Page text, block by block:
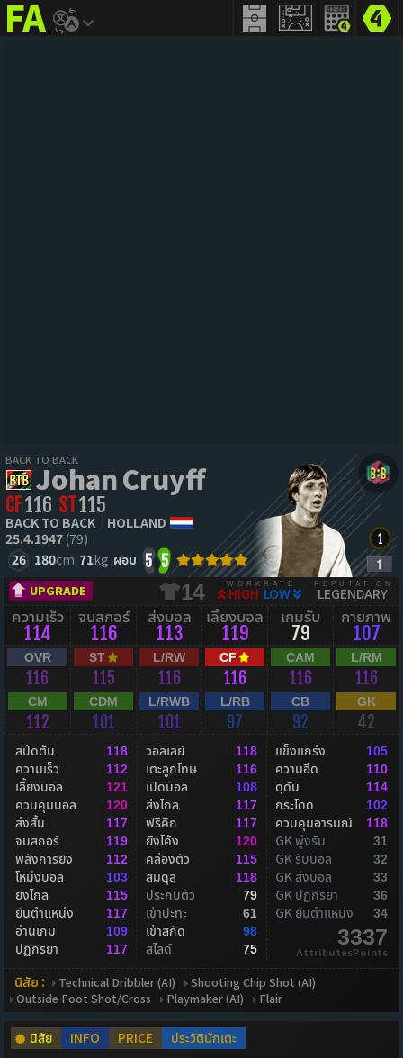
addict
BACK TO BACK
Johan Cruyff
CF116 ST115
BACK TO BACK
HOLLAND
25.4.1947(79)
26 180cm 71kg ผอม 5 5
UPGRADE 14 WORKRATE
HIGH LOW
REPUTATION
LEGENDARY
ความเร็ว
114
จบสกอร์
116
ส่งบอล
113
เลี้ยงบอล
119
เกมรับ
79
กายภาพ
107
OVR
116
ST
115
L/RW
116
CF
116
CAM
116
L/RM
116
CM
112
CDM
101
L/RWB
101
L/RB
97
CB
92
GK
42
สปีดต้น 118
ความเร็ว 112
เลี้ยงบอล 121
ควบคุมบอล 120
ส่งสั้น 117
จบสกอร์ 119
พลังการยิง 112
โหม่งบอล 103
ยิงไกล 115
ยืนตำแหน่ง 117
อ่านเกม 109
ปฏิกิริยา 117
วอลเลย์ 118
เตะลูกโทษ 116
เปิดบอล 108
ส่งไกล 117
ฟรีคิก 117
ยิงโค้ง 120
คล่องตัว 115
สมดุล 118
ประกบตัว 79
เข้าปะทะ 61
เข้าสกัด 98
สไลด์ 75
แข็งแกร่ง 105
ความอึด 110
ดุดัน 114
กระโดด 102
ควบคุมอารมณ์ 118
GK พุ่งรับ 31
GK รับบอล 32
GK ส่งบอล 33
GK ปฏิกิริยา 36
GK ยืนตำแหน่ง 34
3337
AttributesPoints
นิสัย : Technical Dribbler (AI)
Shooting Chip Shot (AI)
Outside Foot Shot/Cross
Playmaker (AI) Flair
นิสัย INFO PRICE
ประวัตินักเตะ